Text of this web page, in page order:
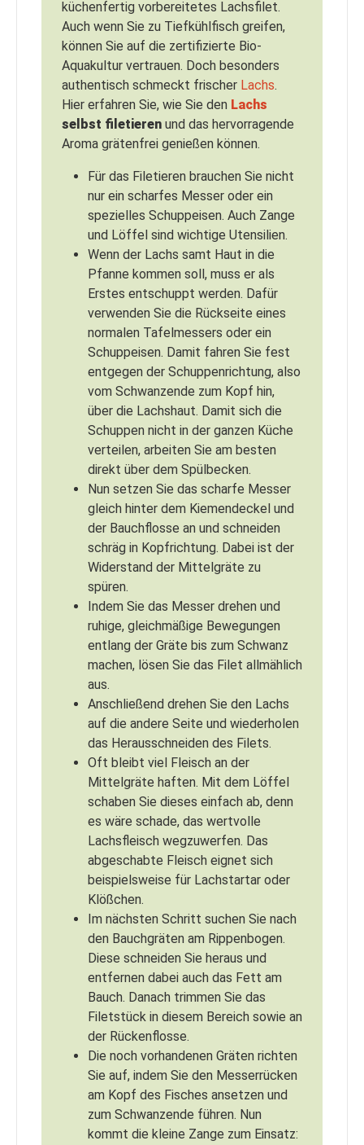
küchenfertig vorbereitetes Lachsfilet.
Auch wenn Sie zu Tiefkühlfisch greifen,
können Sie auf die zertifizierte Bio-
Aquakultur vertrauen. Doch besonders
authentisch schmeckt frischer Lachs.
Hier erfahren Sie, wie Sie den Lachs
selbst filetieren und das hervorragende
Aroma grätenfrei genießen können.
Für das Filetieren brauchen Sie nicht
nur ein scharfes Messer oder ein
spezielles Schuppeisen. Auch Zange
und Löffel sind wichtige Utensilien.
Wenn der Lachs samt Haut in die
Pfanne kommen soll, muss er als
Erstes entschuppt werden. Dafür
verwenden Sie die Rückseite eines
normalen Tafelmessers oder ein
Schuppeisen. Damit fahren Sie fest
entgegen der Schuppenrichtung, also
vom Schwanzende zum Kopf hin,
über die Lachshaut. Damit sich die
Schuppen nicht in der ganzen Küche
verteilen, arbeiten Sie am besten
direkt über dem Spülbecken.
Nun setzen Sie das scharfe Messer
gleich hinter dem Kiemendeckel und
der Bauchflosse an und schneiden
schräg in Kopfrichtung. Dabei ist der
Widerstand der Mittelgräte zu
spüren.
Indem Sie das Messer drehen und
ruhige, gleichmäßige Bewegungen
entlang der Gräte bis zum Schwanz
machen, lösen Sie das Filet allmählich
aus.
Anschließend drehen Sie den Lachs
auf die andere Seite und wiederholen
das Herausschneiden des Filets.
Oft bleibt viel Fleisch an der
Mittelgräte haften. Mit dem Löffel
schaben Sie dieses einfach ab, denn
es wäre schade, das wertvolle
Lachsfleisch wegzuwerfen. Das
abgeschabte Fleisch eignet sich
beispielsweise für Lachstartar oder
Klößchen.
Im nächsten Schritt suchen Sie nach
den Bauchgräten am Rippenbogen.
Diese schneiden Sie heraus und
entfernen dabei auch das Fett am
Bauch. Danach trimmen Sie das
Filetstück in diesem Bereich sowie an
der Rückenflosse.
Die noch vorhandenen Gräten richten
Sie auf, indem Sie den Messerrücken
am Kopf des Fisches ansetzen und
zum Schwanzende führen. Nun
kommt die kleine Zange zum Einsatz: